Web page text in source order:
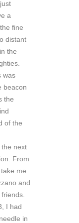
a
fine
distant
the
was
beacon
the
of the
the next
From
me
and
I had
in